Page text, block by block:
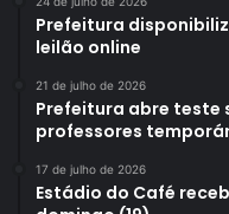
Prefeitura
leilão online
21 de julho de 2026
Prefeitura abre
professores
17 de julho de 2026
Estádio do Café